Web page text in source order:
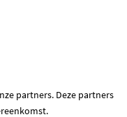
partners. Deze partners